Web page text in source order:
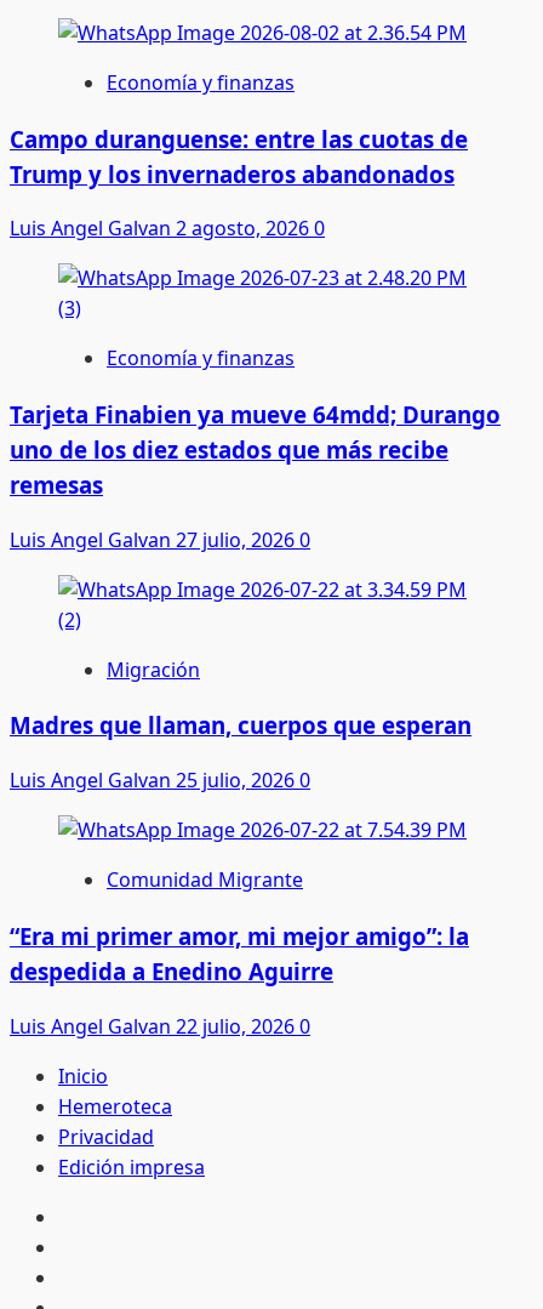
Economía y finanzas
Campo duranguense: entre las cuotas de
Trump y los invernaderos abandonados
Luis Angel Galvan 2 agosto, 20260
Economía y finanzas
Tarjeta Finabien ya mueve 64mdd; Durango
uno de los diez estados que más recibe
remesas
Luis Angel Galvan 27 julio, 20260
Migración
Madres que llaman, cuerpos que esperan
Luis Angel Galvan 25 julio, 20260
Comunidad Migrante
“Era mi primer amor, mi mejor amigo”: la
despedida a Enedino Aguirre
Luis Angel Galvan 22 julio, 20260
Inicio
Hemeroteca
Privacidad
Edición impresa